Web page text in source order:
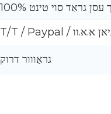
עסן גראַד סוי טינט
גראַווור דרוק